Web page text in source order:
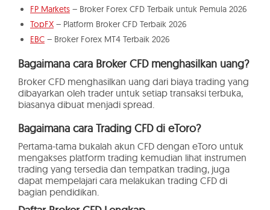
FP Markets – Broker Forex CFD Terbaik untuk Pemula 2026
TopFX – Platform Broker CFD Terbaik 2026
EBC – Broker Forex MT4 Terbaik 2026
Bagaimana cara Broker CFD menghasilkan uang?
Broker CFD menghasilkan uang dari biaya trading yang
dibayarkan oleh trader untuk setiap transaksi terbuka,
biasanya dibuat menjadi spread.
Bagaimana cara Trading CFD di eToro?
Pertama-tama bukalah akun CFD dengan eToro untuk
mengakses platform trading kemudian lihat instrumen
trading yang tersedia dan tempatkan trading, juga
dapat mempelajari cara melakukan trading CFD di
bagian pendidikan.